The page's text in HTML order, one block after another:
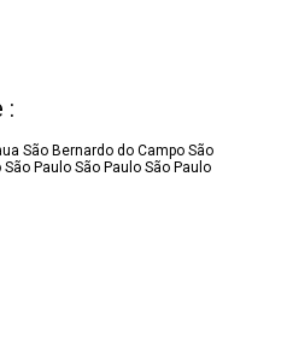
:
São Bernardo do Campo São
São Paulo São Paulo São Paulo